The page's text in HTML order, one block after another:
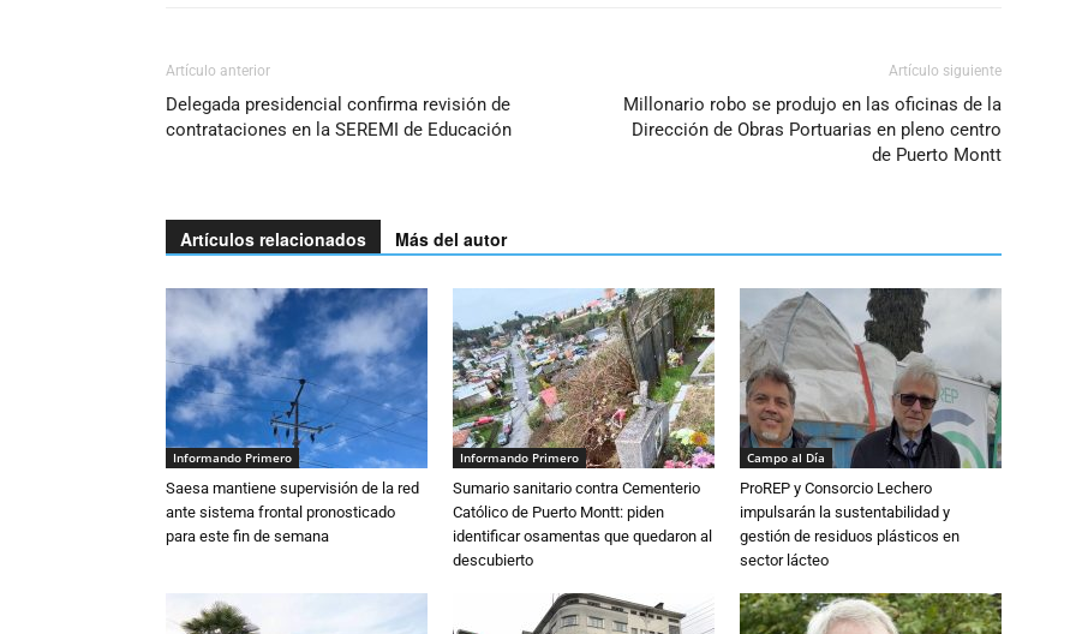
Artículo anterior
Delegada presidencial confirma revisión de
contrataciones en la SEREMI de Educación
Artículo siguiente
Millonario robo se produjo en las oficinas de la
Dirección de Obras Portuarias en pleno centro
de Puerto Montt
Artículos relacionados Más del autor
Informando Primero
Saesa mantiene supervisión de la red
ante sistema frontal pronosticado
para este fin de semana
Informando Primero
Sumario sanitario contra Cementerio
Católico de Puerto Montt: piden
identificar osamentas que quedaron al
descubierto
Campo al Día
ProREP y Consorcio Lechero
impulsarán la sustentabilidad y
gestión de residuos plásticos en
sector lácteo